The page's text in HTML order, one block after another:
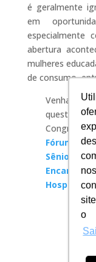
o
o
é geralmente
em
especialmente
abertura
mulheres
de consumo,
Venha
questões!
Congresso
Fórum
Sênior e o
Encantar